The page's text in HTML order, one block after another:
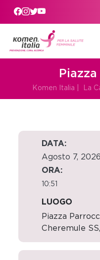
Skip to main content
Komen Italia La
DATA:
Agosto 7, 2026
ORA:
10:51
LUOGO
Piazza
Cheremule SS,